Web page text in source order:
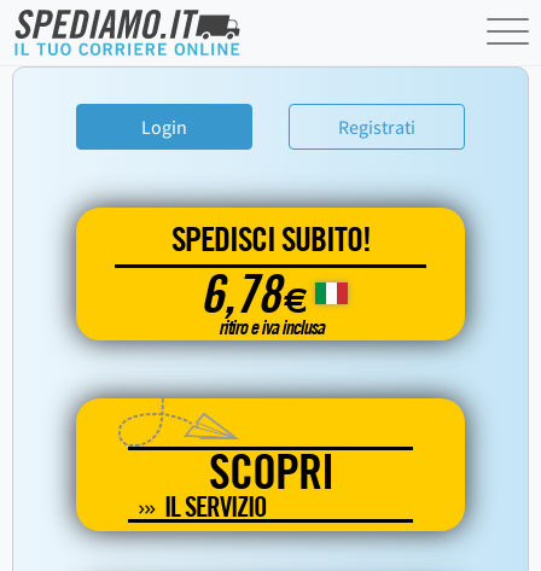
Login Registrati
SPEDISCI SUBITO!
6,78€
ritiro e iva inclusa
SCOPRI
IL SERVIZIO